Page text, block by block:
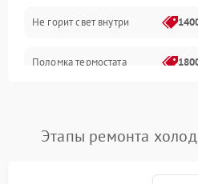
Не горит свет внутри
Поломка термостата
Поломка системы No Frost
Этапы ремонта